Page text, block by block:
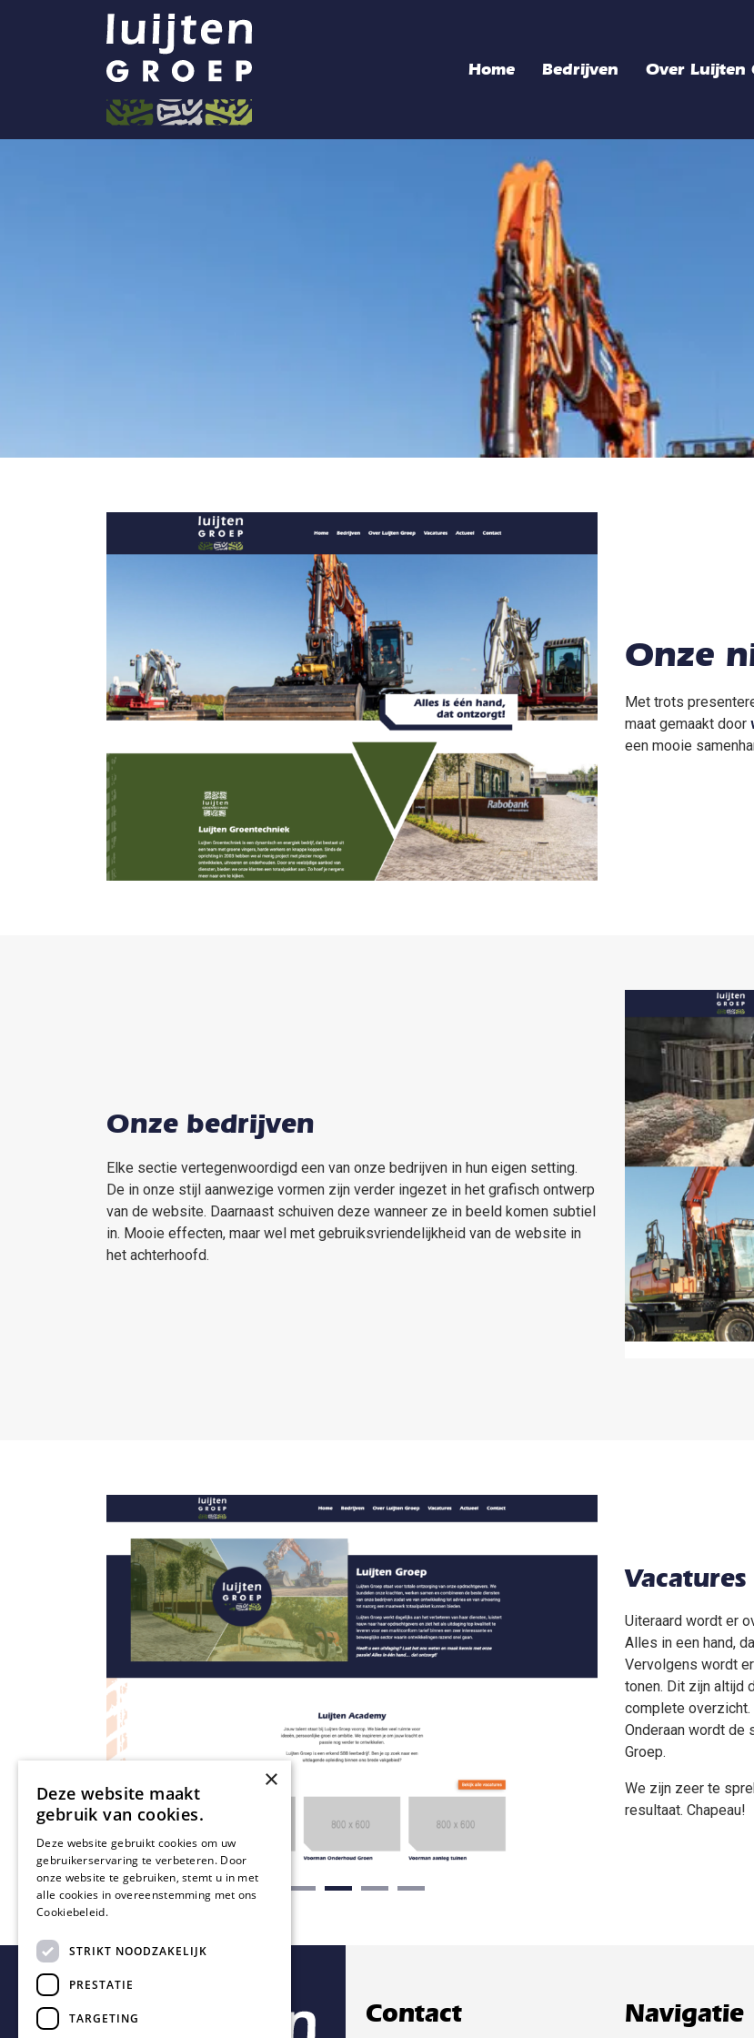
Home Bedrijven Over Luijten
Onze
Met trots
maat gemaakt door
een mooie
Onze bedrijven
Elke sectie vertegenwoordigd een van onze bedrijven in hun eigen setting.
De in onze stijl aanwezige vormen zijn verder ingezet in het grafisch ontwerp
van de website. Daarnaast schuiven deze wanneer ze in beeld komen subtiel
in. Mooie effecten, maar wel met gebruiksvriendelijkheid van de website in
het achterhoofd.
Uiteraard wordt er
Alles in een hand,
Vervolgens wordt
tonen. Dit zijn altijd
complete overzicht.
Onderaan wordt de
Groep.
We zijn zeer te
resultaat. Chapeau!
Contact Navigatie
×
Deze website maakt
gebruik van cookies.
Deze website gebruikt cookies om uw
gebruikerservaring te verbeteren. Door
onze website te gebruiken, stemt u in met
alle cookies in overeenstemming met ons
Cookiebeleid.
STRIKT NOODZAKELIJK
PRESTATIE
TARGETING